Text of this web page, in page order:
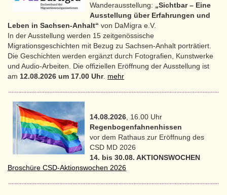
Wanderausstellung: „Sichtbar – Eine
Ausstellung über Erfahrungen und
Leben in Sachsen-Anhalt“ von DaMigra e.V.
In der Ausstellung werden 15 zeitgenössische
Migrationsgeschichten mit Bezug zu Sachsen-Anhalt porträtiert.
Die Geschichten werden ergänzt durch Fotografien, Kunstwerke
und Audio-Arbeiten. Die offiziellen Eröffnung der Ausstellung ist
am 12.08.2026 um 17.00 Uhr. mehr
14.08.2026 , 16.00 Uhr
Regenbogenfahnenhissen
vor dem Rathaus zur Eröffnung des
CSD MD 2026
14. bis 30.08. AKTIONSWOCHEN
Broschüre CSD-Aktionswochen 2026